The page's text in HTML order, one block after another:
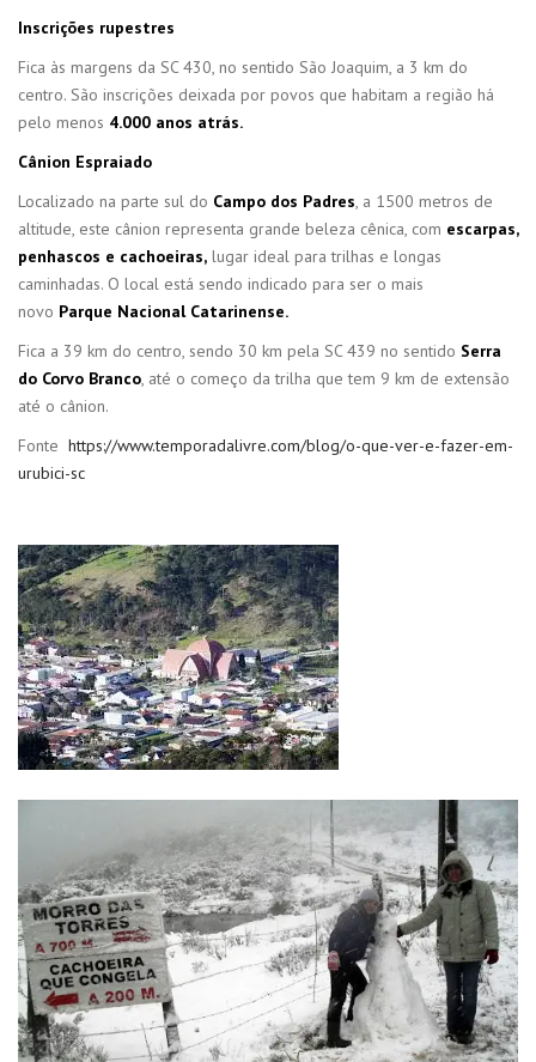
Inscrições rupestres
Fica às margens da SC 430, no sentido São Joaquim, a 3 km do
centro. São inscrições deixada por povos que habitam a região há
pelo menos 4.000 anos atrás.
Cânion Espraiado
Localizado na parte sul do Campo dos Padres, a 1500 metros de
altitude, este cânion representa grande beleza cênica, com escarpas,
penhascos e cachoeiras, lugar ideal para trilhas e longas
caminhadas. O local está sendo indicado para ser o mais
novo Parque Nacional Catarinense.
Fica a 39 km do centro, sendo 30 km pela SC 439 no sentido Serra
do Corvo Branco, até o começo da trilha que tem 9 km de extensão
até o cânion.
Fonte https://www.temporadalivre.com/blog/o-que-ver-e-fazer-em-
urubici-sc